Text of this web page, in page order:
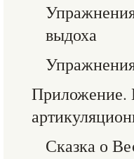
выдоха
Приложение.
Сказка о